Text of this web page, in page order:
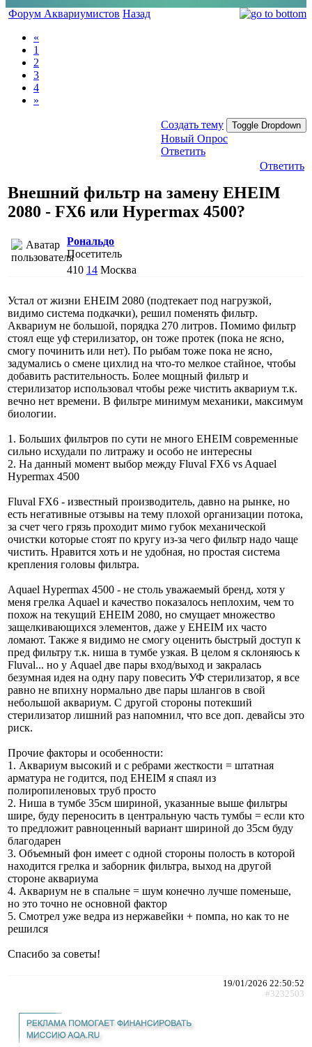
Форум Аквариумистов Назад
«
1
2
3
4
»
Создать тему Toggle Dropdown
Новый Опрос
Ответить
Ответить
Внешний фильтр на замену EHEIM
2080 - FX6 или Hypermax 4500?
Рональдо
Посетитель
410 14 Москва
Устал от жизни EHEIM 2080 (подтекает под нагрузкой,
видимо система подкачки), решил поменять фильтр.
Аквариум не большой, порядка 270 литров. Помимо фильтр
стоял еще уф стерилизатор, он тоже протек (пока не ясно,
смогу починить или нет). По рыбам тоже пока не ясно,
задумались о смене цихлид на что-то мелкое стайное, чтобы
добавить растительность. Более мощный фильтр и
стерилизатор использовал чтобы реже чистить аквариум т.к.
вечно нет времени. В фильтре минимум механики, максимум
биологии.
1. Больших фильтров по сути не много EHEIM современные
сильно исхудали по литражу и особо не интересны
2. На данный момент выбор между Fluval FX6 vs Aquael
Hypermax 4500
Fluval FX6 - известный производитель, давно на рынке, но
есть негативные отзывы на тему плохой организации потока,
за счет чего грязь проходит мимо губок механической
очистки которые стоят по кругу из-за чего фильтр надо чаще
чистить. Нравится хоть и не удобная, но простая система
крепления головы фильтра.
Aquael Hypermax 4500 - не столь уважаемый бренд, хотя у
меня грелка Aquael и качество показалось неплохим, чем то
похож на текущий EHEIM 2080, но смущает множество
защелкивающихся элементов, даже у EHEIM их часто
ломают. Также я видимо не смогу оценить быстрый доступ к
пред фильтру т.к. ниша в тумбе узкая. В целом я склоняюсь к
Fluval... но у Aquael две пары вход/выход и закралась
безумная идея на одну пару повесить УФ стерилизатор, я все
равно не впихну нормально две пары шлангов в свой
небольшой аквариум. С другой стороны потекший
стерилизатор лишний раз напомнил, что все доп. девайсы это
риск.
Прочие факторы и особенности:
1. Аквариум высокий и с ребрами жесткости = штатная
арматура не годится, под EHEIM я спаял из
полиропиленовых труб просто
2. Ниша в тумбе 35см шириной, указанные выше фильтры
шире, буду переносить в центральную часть тумбы = если кто
то предложит равноценный вариант шириной до 35см буду
благодарен
3. Объемный фон имеет с одной стороны полость в которой
находится грелка и заборник фильтра, выход на другой
стороне аквариума
4. Аквариум не в спальне = шум конечно лучше поменьше,
но это точно не основной фактор
5. Смотрел уже ведра из нержавейки + помпа, но как то не
решился
Спасибо за советы!
19/01/2026 22:50:52
#3232503